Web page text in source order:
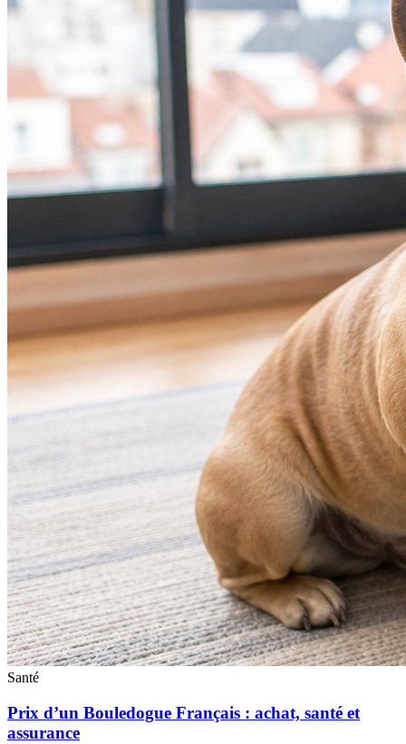
Santé
Prix d’un Bouledogue Français : achat, santé et
assurance